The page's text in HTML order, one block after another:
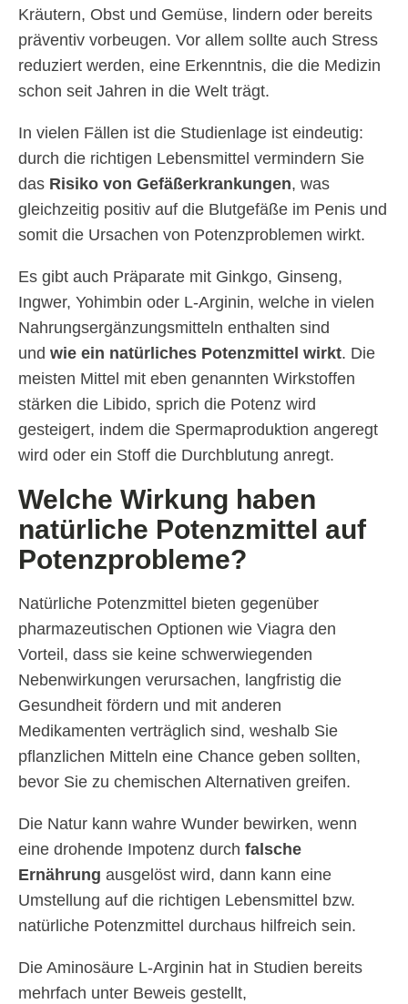
Kräutern, Obst und Gemüse, lindern oder bereits
präventiv vorbeugen. Vor allem sollte auch Stress
reduziert werden, eine Erkenntnis, die die Medizin
schon seit Jahren in die Welt trägt.
In vielen Fällen ist die Studienlage ist eindeutig:
durch die richtigen Lebensmittel vermindern Sie
das Risiko von Gefäßerkrankungen, was
gleichzeitig positiv auf die Blutgefäße im Penis und
somit die Ursachen von Potenzproblemen wirkt.
Es gibt auch Präparate mit Ginkgo, Ginseng,
Ingwer, Yohimbin oder L-Arginin, welche in vielen
Nahrungsergänzungsmitteln enthalten sind
und wie ein natürliches Potenzmittel wirkt. Die
meisten Mittel mit eben genannten Wirkstoffen
stärken die Libido, sprich die Potenz wird
gesteigert, indem die Spermaproduktion angeregt
wird oder ein Stoff die Durchblutung anregt.
Welche Wirkung haben
natürliche Potenzmittel auf
Potenzprobleme?
Natürliche Potenzmittel bieten gegenüber
pharmazeutischen Optionen wie Viagra den
Vorteil, dass sie keine schwerwiegenden
Nebenwirkungen verursachen, langfristig die
Gesundheit fördern und mit anderen
Medikamenten verträglich sind, weshalb Sie
pflanzlichen Mitteln eine Chance geben sollten,
bevor Sie zu chemischen Alternativen greifen.
Die Natur kann wahre Wunder bewirken, wenn
eine drohende Impotenz durch falsche
Ernährung ausgelöst wird, dann kann eine
Umstellung auf die richtigen Lebensmittel bzw.
natürliche Potenzmittel durchaus hilfreich sein.
Die Aminosäure L-Arginin hat in Studien bereits
mehrfach unter Beweis gestellt,